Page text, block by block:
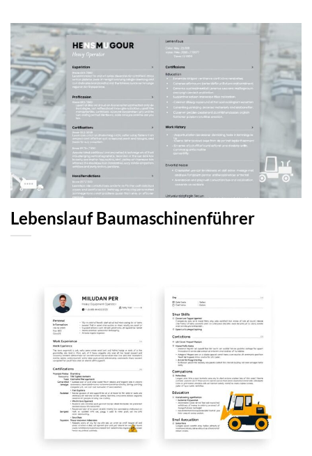
Lebenslauf Baumaschinenführer